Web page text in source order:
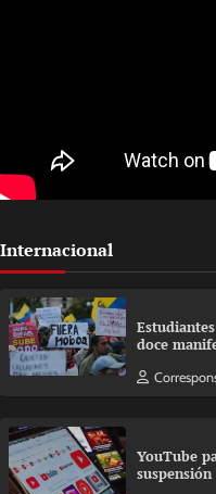
Internacional
doce
YouTube